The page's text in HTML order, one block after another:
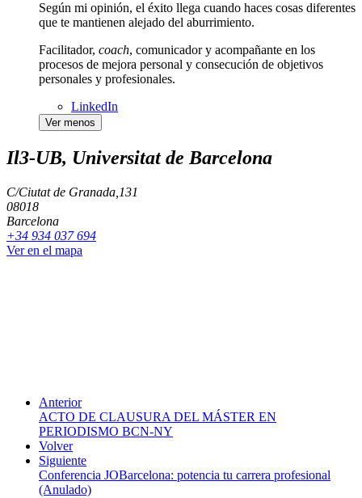
Según mi opinión, el éxito llega cuando haces cosas diferentes
que te mantienen alejado del aburrimiento.
Facilitador, coach, comunicador y acompañante en los
procesos de mejora personal y consecución de objetivos
personales y profesionales.
LinkedIn
Ver menos
Il3-UB, Universitat de Barcelona
C/Ciutat de Granada,131
08018
Barcelona
+34 934 037 694
Ver en el mapa
Anterior
ACTO DE CLAUSURA DEL MÁSTER EN
PERIODISMO BCN-NY
Volver
Siguiente
Conferencia JOBarcelona: potencia tu carrera profesional
(Anulado)